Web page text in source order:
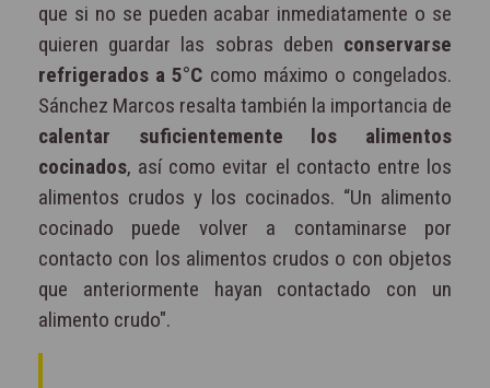
que si no se pueden acabar inmediatamente o se
quieren guardar las sobras deben conservarse
refrigerados a 5°C como máximo o congelados.
Sánchez Marcos resalta también la importancia de
calentar suficientemente los alimentos
cocinados, así como evitar el contacto entre los
alimentos crudos y los cocinados. “Un alimento
cocinado puede volver a contaminarse por
contacto con los alimentos crudos o con objetos
que anteriormente hayan contactado con un
alimento crudo".